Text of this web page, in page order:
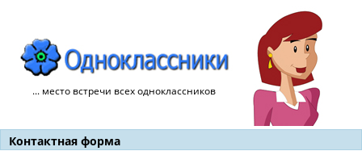
... место встречи всех одноклассников
Контактная форма